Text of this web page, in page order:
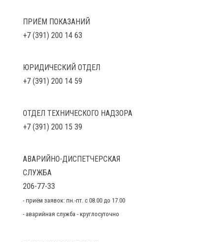
ПРИЁМ ПОКАЗАНИЙ
+7 (391) 200 14 63
ЮРИДИЧЕСКИЙ ОТДЕЛ
+7 (391) 200 14 59
ОТДЕЛ ТЕХНИЧЕСКОГО НАДЗОРА
+7 (391) 200 15 39
АВАРИЙНО-ДИСПЕТЧЕРСКАЯ
СЛУЖБА
206-77-33
- приём заявок: пн.-пт. с 08.00 до 17.00
- аварийная служба - круглосуточно